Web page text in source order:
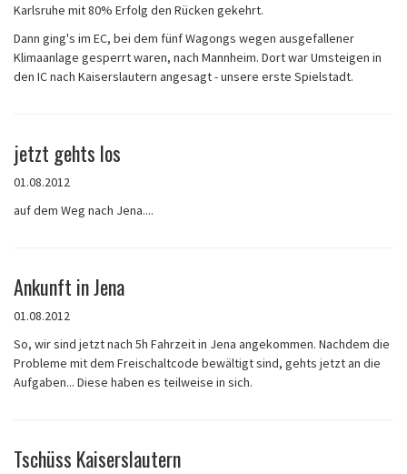
Karlsruhe mit 80% Erfolg den Rücken gekehrt.
Dann ging's im EC, bei dem fünf Wagongs wegen ausgefallener
Klimaanlage gesperrt waren, nach Mannheim. Dort war Umsteigen in
den IC nach Kaiserslautern angesagt - unsere erste Spielstadt.
jetzt gehts los
01.08.2012
auf dem Weg nach Jena....
Ankunft in Jena
01.08.2012
So, wir sind jetzt nach 5h Fahrzeit in Jena angekommen. Nachdem die
Probleme mit dem Freischaltcode bewältigt sind, gehts jetzt an die
Aufgaben... Diese haben es teilweise in sich.
Tschüss Kaiserslautern